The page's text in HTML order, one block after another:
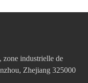
industrielle de
Zhejiang 325000